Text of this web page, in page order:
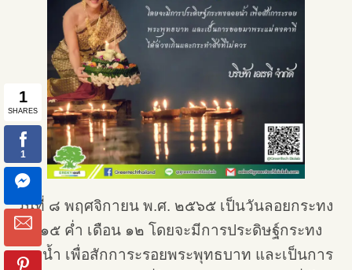
วันที่ ๘ พฤศจิกายน พ.ศ. ๒๕๖๕ เป็นวันลอยกระทง
ขึ้น ๑๕ ค่ำ เดือน ๑๒ โดยจะมีการประดิษฐ์กระทง
ลอยน้ำ เพื่อสักการะรอยพระพุทธบาท และเป็นการ